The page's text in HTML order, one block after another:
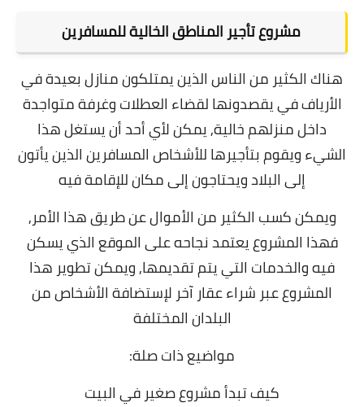
مشروع تأجير المناطق الخالية للمسافرين
هناك الكثير من الناس الذين يمتلكون منازل بعيدة في
الأرياف في يقصدونها لقضاء العطلات وغرفة متواجدة
داخل منزلهم خالية, يمكن لأي أحد أن يستغل هذا
الشيء ويقوم بتأجيرها للأشخاص المسافرين الذين يأتون
إلى البلاد ويحتاجون إلى مكان للإقامة فيه
ويمكن كسب الكثير من الأموال عن طريق هذا الأمر,
فهذا المشروع يعتمد نجاحه على الموقع الذي يسكن
فيه والخدمات التي يتم تقديمها, ويمكن تطوير هذا
المشروع عبر شراء عقار آخر لإستضافة الأشخاص من
البلدان المختلفة
مواضيع ذات صلة:
كيف تبدأ مشروع صغير في البيت